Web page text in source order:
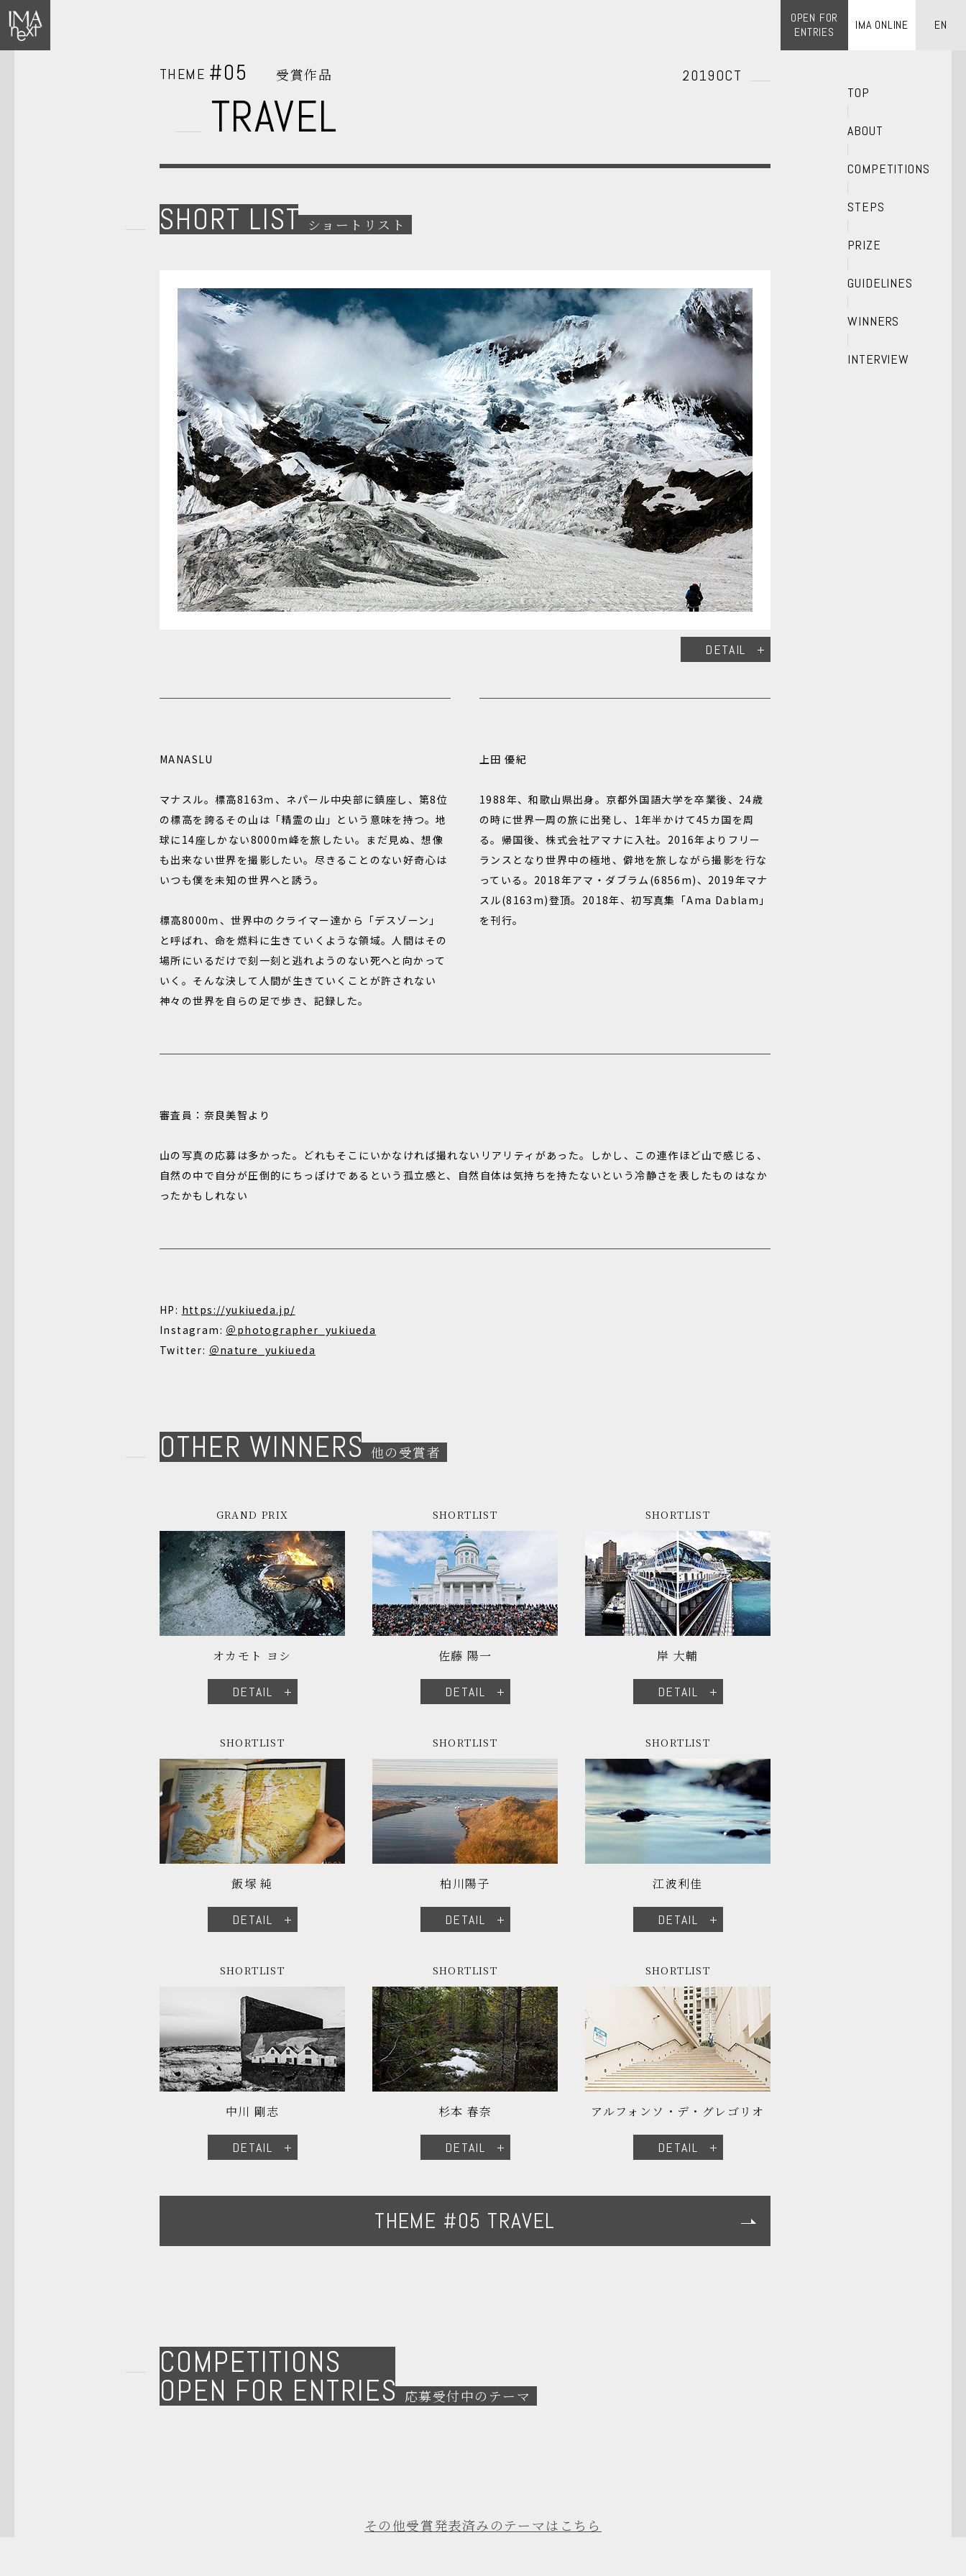
OPEN FOR
ENTRIES
EN
TOP
ABOUT
COMPETITIONS
STEPS
PRIZE
GUIDELINES
WINNERS
INTERVIEW
IMA ONLINE
THEME #05 受賞作品 2019OCT
TRAVEL
SHORT LIST ショートリスト
DETAIL
MANASLU
マナスル。標高8163ｍ、ネパール中央部に鎮座し、第8位
の標高を誇るその山は「精霊の山」という意味を持つ。地
球に14座しかない8000m峰を旅したい。まだ見ぬ、想像
も出来ない世界を撮影したい。尽きることのない好奇心は
いつも僕を未知の世界へと誘う。
標高8000ｍ、世界中のクライマー達から「デスゾーン」
と呼ばれ、命を燃料に生きていくような領域。人間はその
場所にいるだけで刻一刻と逃れようのない死へと向かって
いく。そんな決して人間が生きていくことが許されない
神々の世界を自らの足で歩き、記録した。
上田 優紀
1988年、和歌山県出身。京都外国語大学を卒業後、24歳
の時に世界一周の旅に出発し、1年半かけて45カ国を周
る。帰国後、株式会社アマナに入社。2016年よりフリー
ランスとなり世界中の極地、僻地を旅しながら撮影を行な
っている。2018年アマ・ダブラム(6856m)、2019年マナ
スル(8163m)登頂。2018年、初写真集「Ama Dablam」
を刊行。
審査員：奈良美智より
山の写真の応募は多かった。どれもそこにいかなければ撮れないリアリティがあった。しかし、この連作ほど山で感じる、
自然の中で自分が圧倒的にちっぽけであるという孤立感と、自然自体は気持ちを持たないという冷静さを表したものはなか
ったかもしれない
HP: https://yukiueda.jp/
Instagram: ＠photographer_yukiueda
Twitter: ＠nature_yukiueda
OTHER WINNERS 他の受賞者
GRAND PRIX
オカモト ヨシ
DETAIL
SHORTLIST
佐藤 陽一
DETAIL
SHORTLIST
岸 大輔
DETAIL
SHORTLIST
飯塚 純
DETAIL
SHORTLIST
柏川陽子
DETAIL
SHORTLIST
江波利佳
DETAIL
SHORTLIST
中川 剛志
DETAIL
SHORTLIST
杉本 春奈
DETAIL
SHORTLIST
アルフォンソ・デ・グレゴリオ
DETAIL
THEME #05 TRAVEL
COMPETITIONS
OPEN FOR ENTRIES 応募受付中のテーマ
その他受賞発表済みのテーマはこちら